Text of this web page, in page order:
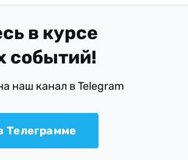
в курсе
событий!
наш канал в Telegram
Телеграмме